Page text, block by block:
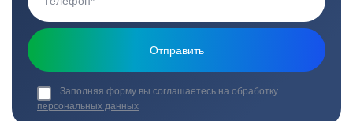
Заполняя форму вы соглашаетесь на обработку
персональных данных